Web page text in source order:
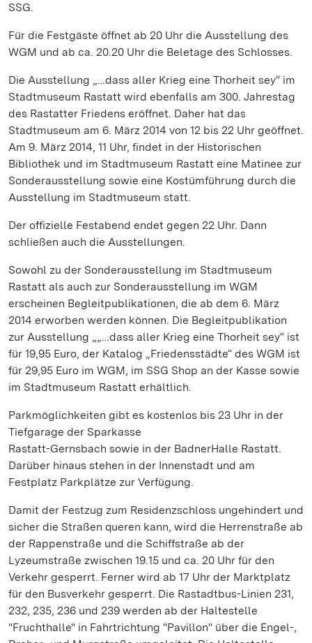
SSG.
Für die Festgäste öffnet ab 20 Uhr die Ausstellung des
WGM und ab ca. 20.20 Uhr die Beletage des Schlosses.
Die Ausstellung „…dass aller Krieg eine Thorheit sey“ im
Stadtmuseum Rastatt wird ebenfalls am 300. Jahrestag
des Rastatter Friedens eröffnet. Daher hat das
Stadtmuseum am 6. März 2014 von 12 bis 22 Uhr geöffnet.
Am 9. März 2014, 11 Uhr, findet in der Historischen
Bibliothek und im Stadtmuseum Rastatt eine Matinee zur
Sonderausstellung sowie eine Kostümführung durch die
Ausstellung im Stadtmuseum statt.
Der offizielle Festabend endet gegen 22 Uhr. Dann
schließen auch die Ausstellungen.
Sowohl zu der Sonderausstellung im Stadtmuseum
Rastatt als auch zur Sonderausstellung im WGM
erscheinen Begleitpublikationen, die ab dem 6. März
2014 erworben werden können. Die Begleitpublikation
zur Ausstellung „„…dass aller Krieg eine Thorheit sey“ ist
für 19,95 Euro, der Katalog „Friedensstädte“ des WGM ist
für 29,95 Euro im WGM, im SSG Shop an der Kasse sowie
im Stadtmuseum Rastatt erhältlich.
Parkmöglichkeiten gibt es kostenlos bis 23 Uhr in der
Tiefgarage der Sparkasse
Rastatt-Gernsbach sowie in der BadnerHalle Rastatt.
Darüber hinaus stehen in der Innenstadt und am
Festplatz Parkplätze zur Verfügung.
Damit der Festzug zum Residenzschloss ungehindert und
sicher die Straßen queren kann, wird die Herrenstraße ab
der Rappenstraße und die Schiffstraße ab der
Lyzeumstraße zwischen 19.15 und ca. 20 Uhr für den
Verkehr gesperrt. Ferner wird ab 17 Uhr der Marktplatz
für den Busverkehr gesperrt. Die Rastadtbus-Linien 231,
232, 235, 236 und 239 werden ab der Haltestelle
"Fruchthalle" in Fahrtrichtung "Pavillon" über die Engel-,